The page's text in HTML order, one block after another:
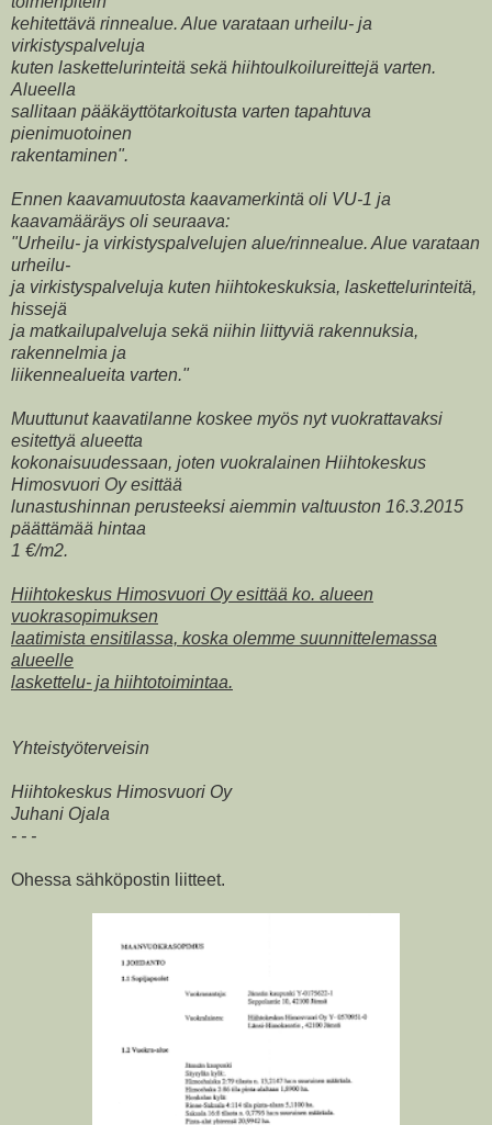
kehitettävä rinnealue. Alue varataan urheilu- ja
virkistyspalveluja
kuten laskettelurinteitä sekä hiihtoulkoilureittejä varten.
Alueella
sallitaan pääkäyttötarkoitusta varten tapahtuva
pienimuotoinen
rakentaminen".
Ennen kaavamuutosta kaavamerkintä oli VU-1 ja
kaavamääräys oli seuraava:
"Urheilu- ja virkistyspalvelujen alue/rinnealue. Alue varataan
urheilu-
ja virkistyspalveluja kuten hiihtokeskuksia, laskettelurinteitä,
hissejä
ja matkailupalveluja sekä niihin liittyviä rakennuksia,
rakennelmia ja
liikennealueita varten."
Muuttunut kaavatilanne koskee myös nyt vuokrattavaksi
esitettyä alueetta
kokonaisuudessaan, joten vuokralainen Hiihtokeskus
Himosvuori Oy esittää
lunastushinnan perusteeksi aiemmin valtuuston 16.3.2015
päättämää hintaa
1 €/m2.
Hiihtokeskus Himosvuori Oy esittää ko. alueen
vuokrasopimuksen
laatimista ensitilassa, koska olemme suunnittelemassa
alueelle
laskettelu- ja hiihtotoimintaa.
Yhteistyöterveisin
Hiihtokeskus Himosvuori Oy
Juhani Ojala
- - -
Ohessa sähköpostin liitteet.